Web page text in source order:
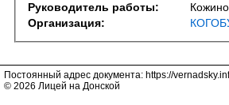
Руководитель работы:
Организация:
Постоянный адрес документа: https://
© 2026 Лицей на Донской